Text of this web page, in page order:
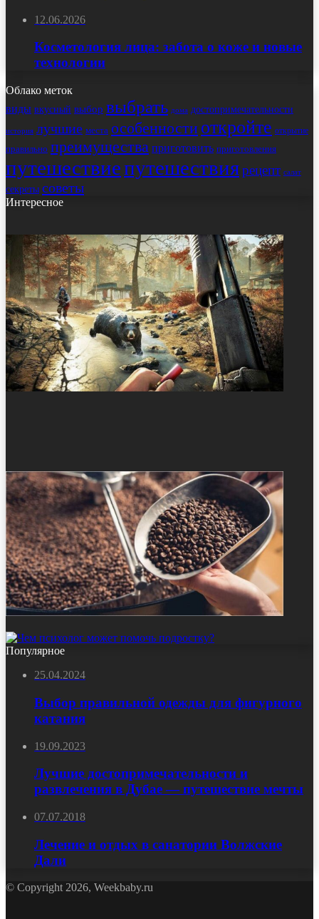
12.06.2026
Косметология лица: забота о коже и новые
технологии
Облако меток
виды вкусный выбор выбрать дома достопримечательности
история лучшие места особенности откройте открытие
правильно преимущества приготовить приготовления
путешествиепутешествиярецепт салат
секреты советы
Интересное
Популярное
25.04.2024
Выбор правильной одежды для фигурного
катания
19.09.2023
Лучшие достопримечательности и
развлечения в Дубае — путешествие мечты
07.07.2018
Лечение и отдых в санатории Волжские
Дали
© Copyright 2026, Weekbaby.ru